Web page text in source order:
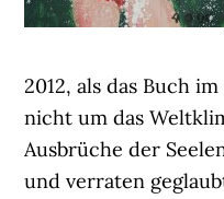
2012, als das Buch
nicht um das
Ausbrüche der
und verraten